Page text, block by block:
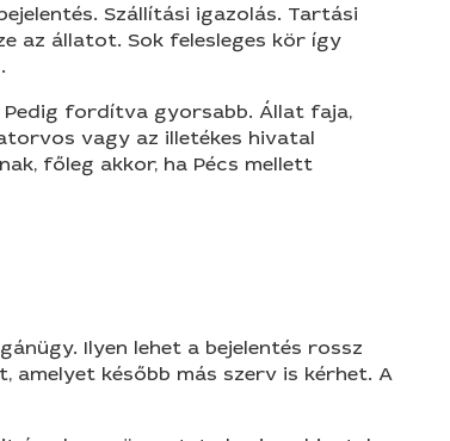
Szállítási igazolás. Tartási
az állatot. Sok felesleges kör így
Pedig fordítva gyorsabb. Állat faja,
vagy az illetékes hivatal
főleg akkor, ha Pécs mellett
Ilyen lehet a bejelentés rossz
később más szerv is kérhet. A